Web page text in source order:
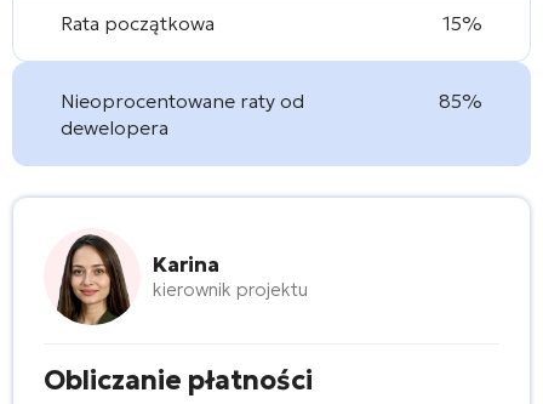
Rata początkowa 15%
Nieoprocentowane raty od
dewelopera
85%
Karina
kierownik projektu
Obliczanie płatności